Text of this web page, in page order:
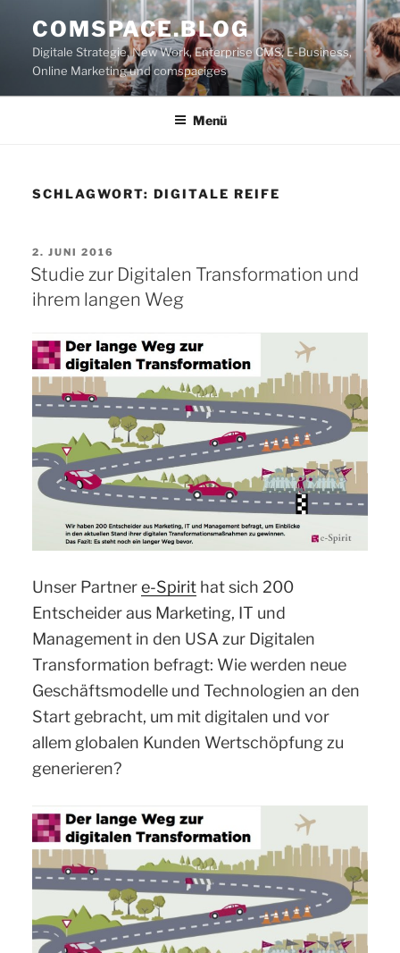
Inhalt
springen
COMSPACE.BLOG
Digitale Strategie, New Work, Enterprise CMS, E-Business,
Online Marketing und comspaciges
Menü
SCHLAGWORT: DIGITALE REIFE
VERÖFFENTLICHT
AM
2. JUNI 2016
Studie zur Digitalen Transformation und
ihrem langen Weg
Unser Partnere-Spirit hat sich 200
Entscheider aus Marketing, IT und
Management in den USA zur Digitalen
Transformation befragt: Wie werden neue
Geschäftsmodelle und Technologien an den
Start gebracht, um mit digitalen und vor
allem globalen Kunden Wertschöpfung zu
generieren?